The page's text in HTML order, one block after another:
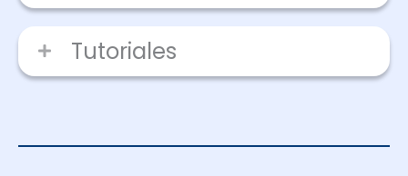
Tutoriales